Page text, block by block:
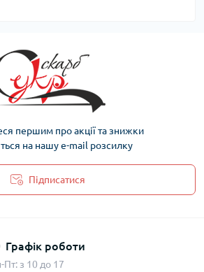
першим про акції та знижки
на нашу e-mail розсилку
Підписатися
Графік роботи
Пт: з 10 до 17